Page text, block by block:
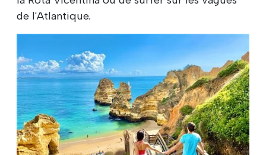
de l'Atlantique.